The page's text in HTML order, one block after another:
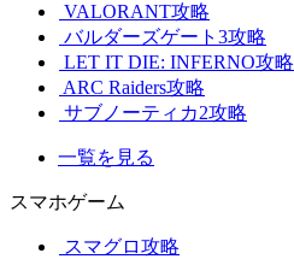
VALORANT攻略
バルダーズゲート3攻略
LET IT DIE: INFERNO攻略
ARC Raiders攻略
サブノーティカ2攻略
一覧を見る
スマホゲーム
スマグロ攻略